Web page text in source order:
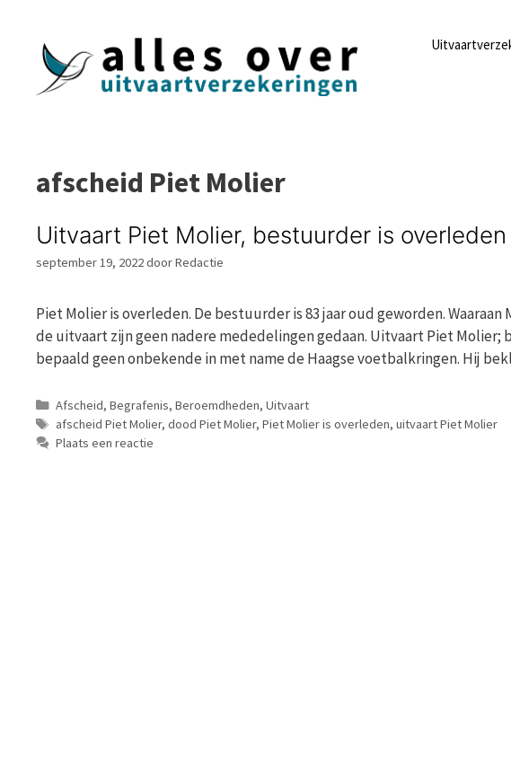
afscheid Piet Molier
Uitvaart Piet Molier, bestuurder is overleden
september 19, 2022doorRedactie
Piet Molier is overleden. De bestuurder is 83 jaar oud geworden.
de uitvaart zijn geen nadere mededelingen gedaan. Uitvaart Piet Molier;
bepaald geen onbekende in met name de Haagse voetbalkringen. Hij
Categorieën
Afscheid, Begrafenis, Beroemdheden, Uitvaart
Tags
afscheid Piet Molier, dood Piet Molier, Piet Molier is overleden, uitvaart Piet Molier
Plaats een reactie